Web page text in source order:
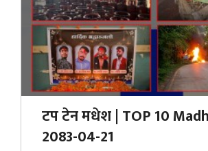
टप टेन मधेश | TOP 10
2083-04-21